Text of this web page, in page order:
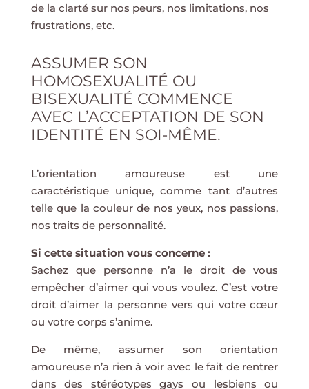
de la clarté sur nos peurs, nos limitations, nos
frustrations, etc.
ASSUMER SON
HOMOSEXUALITÉ OU
BISEXUALITÉ COMMENCE
AVEC L’ACCEPTATION DE SON
IDENTITÉ EN SOI-MÊME.
L’orientation amoureuse est une
caractéristique unique, comme tant d’autres
telle que la couleur de nos yeux, nos passions,
nos traits de personnalité.
Si cette situation vous concerne :
Sachez que personne n’a le droit de vous
empêcher d’aimer qui vous voulez. C’est votre
droit d’aimer la personne vers qui votre cœur
ou votre corps s’anime.
De même, assumer son orientation
amoureuse n’a rien à voir avec le fait de rentrer
dans des stéréotypes gays ou lesbiens ou